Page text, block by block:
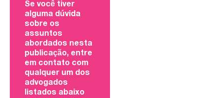
Se você tiver
alguma dúvida
sobre os
assuntos
abordados nesta
publicação, entre
em contato com
qualquer um dos
advogados
listados abaixo